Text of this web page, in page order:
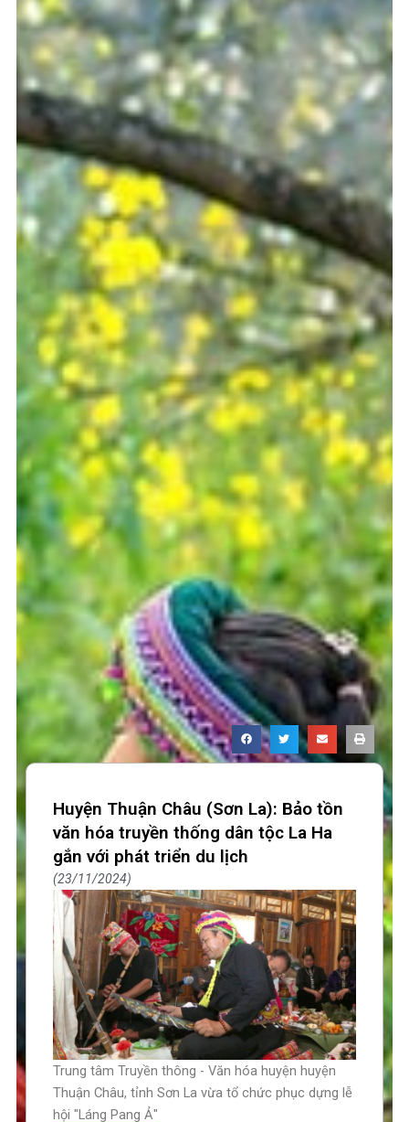
Huyện Thuận Châu (Sơn La): Bảo tồn
văn hóa truyền thống dân tộc La Ha
gắn với phát triển du lịch
23/11/2024
Trung tâm Truyền thông - Văn hóa huyện huyện
Thuận Châu, tỉnh Sơn La vừa tổ chức phục dựng lễ
hội "Láng Pang Ả"